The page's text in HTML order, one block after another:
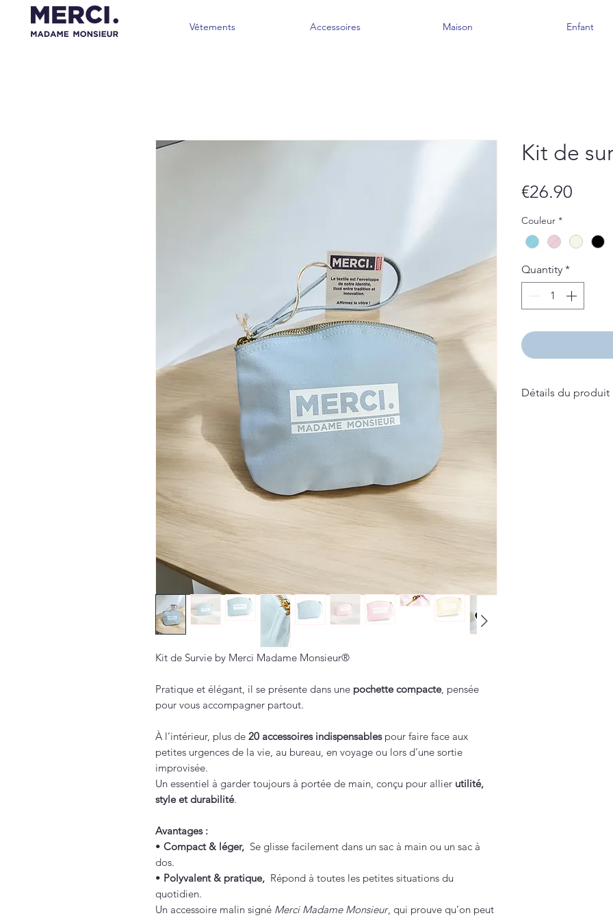
Vêtements Accessoires Maison Enfant
Kit de Survie by Merci Madame Monsieur®
Pratique et élégant, il se présente dans une pochette compacte, pensée
pour vous accompagner partout.
À l’intérieur, plus de 20 accessoires indispensablespour faire face aux
petites urgences de la vie, au bureau, en voyage ou lors d’une sortie
improvisée.
Un essentiel à garder toujours à portée de main, conçu pour allier utilité,
style et durabilité.
Avantages :
• Compact & léger, Se glisse facilement dans un sac à main ou un sac à
dos.
• Polyvalent & pratique, Répond à toutes les petites situations du
quotidien.
Un accessoire malin signé Merci Madame Monsieur, qui prouve qu’on peut
Kit de
€26.90
Couleur *
Quantity *
Détails du produit